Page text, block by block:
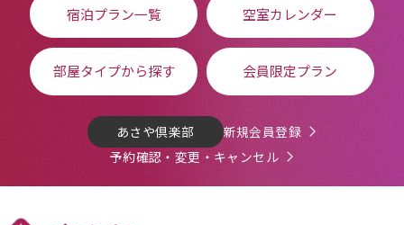
宿泊プラン一覧 空室カレンダー
部屋タイプから探す 会員限定プラン
あさや倶楽部
新規会員登録
予約確認・変更・キャンセル